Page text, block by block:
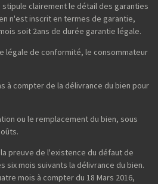
clairement le détail des garanties
n'est inscrit en termes de garantie,
soit 2ans de durée garantie légale.
légale de conformité, le consommateur
à compter de la délivrance du bien pour
ou le remplacement du bien, sous
preuve de l'existence du défaut de
six mois suivants la délivrance du bien.
mois à compter du 18 Mars 2016,